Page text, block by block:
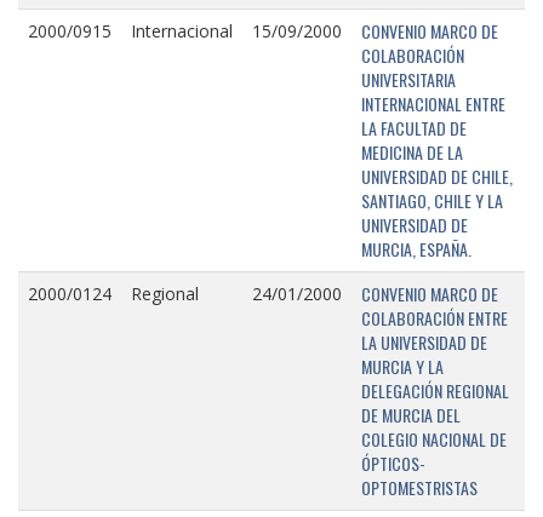
2000/0915 Internacional 15/09/2000
CONVENIO MARCO DE
COLABORACIÓN
UNIVERSITARIA
INTERNACIONAL ENTRE
LA FACULTAD DE
MEDICINA DE LA
UNIVERSIDAD DE CHILE,
SANTIAGO, CHILE Y LA
UNIVERSIDAD DE
MURCIA, ESPAÑA.
2000/0124 Regional 24/01/2000
CONVENIO MARCO DE
COLABORACIÓN ENTRE
LA UNIVERSIDAD DE
MURCIA Y LA
DELEGACIÓN REGIONAL
DE MURCIA DEL
COLEGIO NACIONAL DE
ÓPTICOS-
OPTOMESTRISTAS